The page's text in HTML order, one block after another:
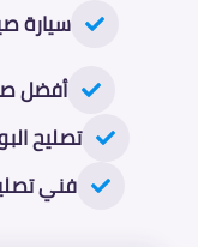
سيارة
أفضل
تصليح
فني